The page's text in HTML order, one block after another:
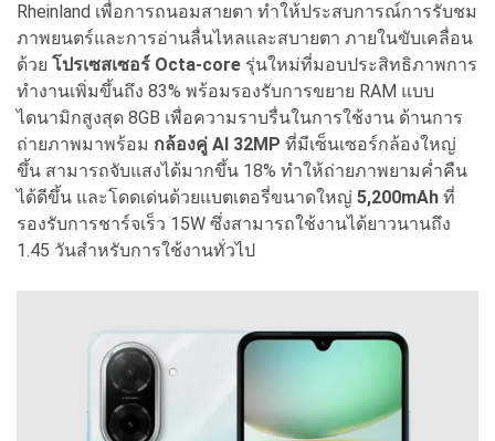
Rheinland เพื่อการถนอมสายตา ทำให้ประสบการณ์การรับชม
ภาพยนตร์และการอ่านลื่นไหลและสบายตา ภายในขับเคลื่อน
ด้วย โปรเซสเซอร์ Octa-core รุ่นใหม่ที่มอบประสิทธิภาพการ
ทำงานเพิ่มขึ้นถึง 83% พร้อมรองรับการขยาย RAM แบบ
ไดนามิกสูงสุด 8GB เพื่อความราบรื่นในการใช้งาน ด้านการ
ถ่ายภาพมาพร้อม กล้องคู่ AI 32MP ที่มีเซ็นเซอร์กล้องใหญ่
ขึ้น สามารถจับแสงได้มากขึ้น 18% ทำให้ถ่ายภาพยามค่ำคืน
ได้ดีขึ้น และโดดเด่นด้วยแบตเตอรี่ขนาดใหญ่ 5,200mAh ที่
รองรับการชาร์จเร็ว 15W ซึ่งสามารถใช้งานได้ยาวนานถึง
1.45 วันสำหรับการใช้งานทั่วไป